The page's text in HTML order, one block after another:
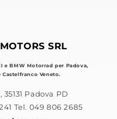
SRL
e BMW Motorrad per Padova,
Castelfranco Veneto.
35131 Padova PD
Tel. 049 806 2685